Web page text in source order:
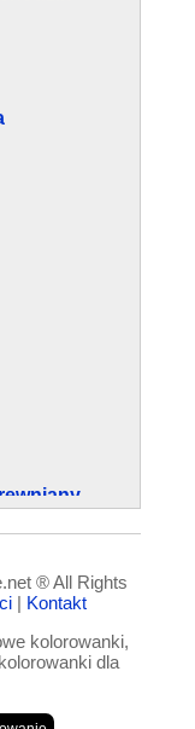
® All Rights
| Kontakt
kolorowanki,
dla